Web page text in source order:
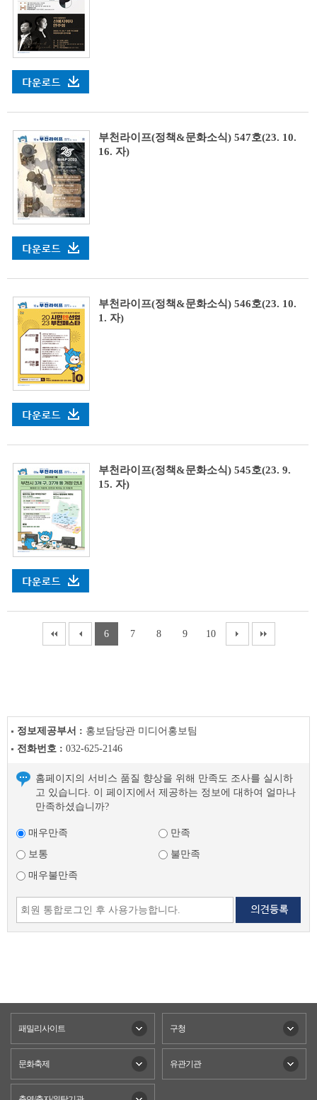
부천라이프(정책&문화소식) 547호(23. 10.
16. 자)
부천라이프(정책&문화소식) 546호(23. 10.
1. 자)
부천라이프(정책&문화소식) 545호(23. 9.
15. 자)
6 7 8 9 10
정보제공부서 : 홍보담당관 미디어홍보팀
전화번호 : 032-625-2146
홈페이지의 서비스 품질 향상을 위해 만족도 조사를 실시하
고 있습니다. 이 페이지에서 제공하는 정보에 대하여 얼마나
만족하셨습니까?
매우만족
만족
보통
불만족
매우불만족
패밀리사이트 구청
문화축제 유관기관